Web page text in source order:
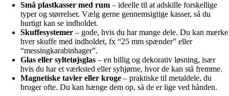
Små plastkasser med rum – ideelle til at adskille forskellige
typer og størrelser. Vælg gerne gennemsigtige kasser, så du
hurtigt kan se indholdet.
Skuffesystemer – gode, hvis du har mange dele. Du kan mærke
hver skuffe med indholdet, fx “25 mm spænder” eller
“messingkarabinhager”.
Glas eller syltetøjsglas – en billig og dekorativ løsning, især
hvis du har et værksted eller syhjørne, hvor de kan stå fremme.
Magnetiske tavler eller kroge – praktiske til metaldele, du
bruger ofte. Du kan hænge dem op, så de er lige ved hånden.